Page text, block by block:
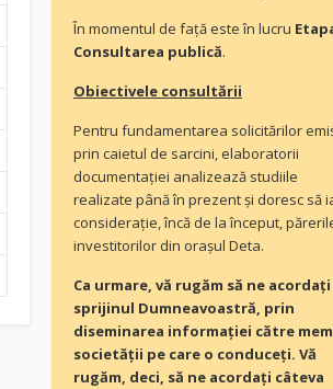
În momentul de faţă este în lucru
Consultarea publică.
Obiectivele consultării
Pentru fundamentarea solicitărilor
prin caietul de sarcini, elaboratorii
documentaţiei analizează studiile
realizate până în prezent și doresc să
consideraţie, încă de la început,
investitorilor din orașul Deta.
Ca urmare, vă rugăm să ne acordaţi
sprijinul Dumneavoastră, prin
diseminarea informației către
societății pe care o conduceți. Vă
rugăm, deci, să ne acordați câteva